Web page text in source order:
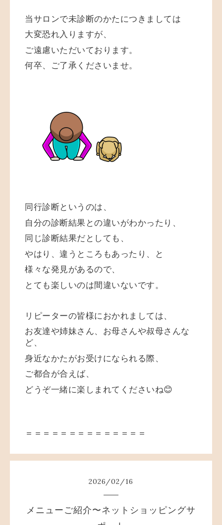
当サロンで未診断のかたにつきましては
大変恐れ入りますが、
ご遠慮いただいております。
何卒、ご了承くださいませ。
同行診断というのは、
自分の診断結果との違いがわかったり、
同じ診断結果だとしても、
やはり、違うところもあったり、と
様々な発見があるので、
とても楽しいのは間違いないです。
リピーターの皆様におかれましては、
お友達や姉妹さん、お母さんや叔母さんな
ど、
身近なかたがお受けになられる際、
ご都合が合えば、
どうぞ一緒に楽しまれてくださいね😊
＝＝＝＝＝＝＝＝＝＝＝＝＝＝
2026/02/16
メニューご紹介〜ネットショッピングサ